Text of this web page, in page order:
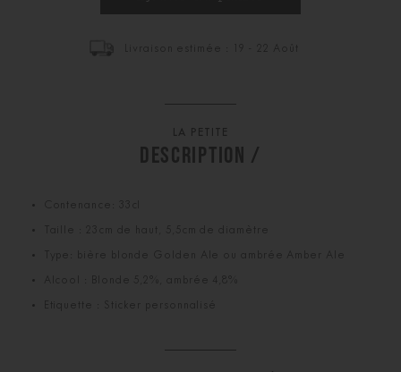
Livraison estimée : 19 - 22 Août
LA PETITE
DESCRIPTION /
Taille : 23cm de haut, 5,5cm de diamètre
Type: bière blonde Golden Ale ou ambrée Amber Ale
Alcool : Blonde 5,2%, ambrée 4,8%